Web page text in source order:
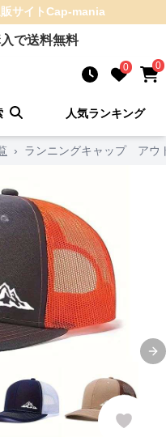
サイトCap-mania
で送料無料
0 0
人気ランキング
› ランニングキャップ アウ